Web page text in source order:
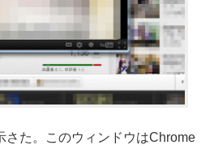
さた。このウィンドウはChrome